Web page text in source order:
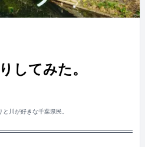
してみた。
川が好きな千葉県民。